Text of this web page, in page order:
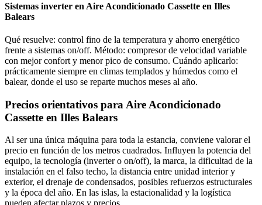
Sistemas inverter en Aire Acondicionado Cassette en Illes
Balears
Qué resuelve: control fino de la temperatura y ahorro energético
frente a sistemas on/off. Método: compresor de velocidad variable
con mejor confort y menor pico de consumo. Cuándo aplicarlo:
prácticamente siempre en climas templados y húmedos como el
balear, donde el uso se reparte muchos meses al año.
Precios orientativos para Aire Acondicionado
Cassette en Illes Balears
Al ser una única máquina para toda la estancia, conviene valorar el
precio en función de los metros cuadrados. Influyen la potencia del
equipo, la tecnología (inverter o on/off), la marca, la dificultad de la
instalación en el falso techo, la distancia entre unidad interior y
exterior, el drenaje de condensados, posibles refuerzos estructurales
y la época del año. En las islas, la estacionalidad y la logística